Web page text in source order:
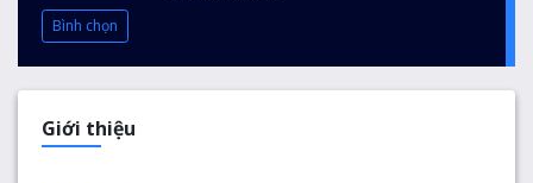
Bình chọn
Giới thiệu